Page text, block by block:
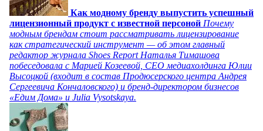
Как модному бренду выпустить успешный
лицензионный продукт с известной персоной Почему
модным брендам стоит рассматривать лицензирование
как стратегический инструмент — об этом главный
редактор журнала Shoes Report Наталья Тимашова
побеседовала с Марией Козеевой, СЕО медиахолдинга Юлии
Высоцкой (входит в состав Продюсерского центра Андрея
Сергеевича Кончаловского) и бренд-директором бизнесов
«Едим Дома» и Julia Vysotskaya.